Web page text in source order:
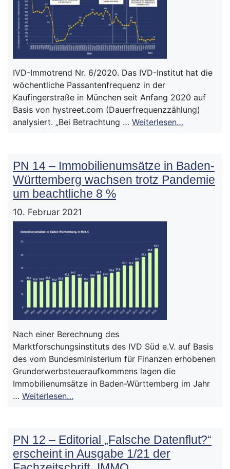
IVD-Immotrend Nr. 6/2020. Das IVD-Institut hat die
wöchentliche Passantenfrequenz in der
Kaufingerstraße in München seit Anfang 2020 auf
Basis von hystreet.com (Dauerfrequenzzählung)
analysiert. „Bei Betrachtung … Weiterlesen…
PN 14 – Immobilienumsätze in Baden-
Württemberg wachsen trotz Pandemie
um beachtliche 8 %
10. Februar 2021
Nach einer Berechnung des
Marktforschungsinstituts des IVD Süd e.V. auf Basis
des vom Bundesministerium für Finanzen erhobenen
Grunderwerbsteueraufkommens lagen die
Immobilienumsätze in Baden-Württemberg im Jahr
… Weiterlesen…
PN 12 – Editorial „Falsche Datenflut?“
erscheint in Ausgabe 1/21 der